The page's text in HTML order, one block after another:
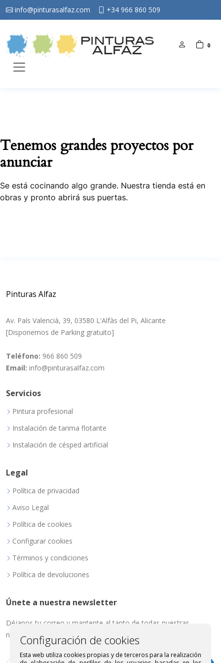
info@pinturasalfaz.com +34 966 860 509
0
Tenemos grandes proyectos por
anunciar
Se está cocinando algo grande. Nuestra tienda está en
obras y pronto abrirá sus puertas.
Pinturas Alfaz
Av. País Valencià, 39, 03580 L'Alfàs del Pi, Alicante
[Disponemos de Parking gratuito]
Teléfono: 966 860 509
Email: info@pinturasalfaz.com
Servicios
Pintura profesional
Instalación de tarima flotante
Instalación de césped artificial
Legal
Política de privacidad
Aviso Legal
Política de cookies
Configurar cookies
Términos y condiciones
Política de devoluciones
Únete a nuestra newsletter
Déjanos tu correo y mantente al tanto de todas nuestras
novedades.
Configuración de cookies
Esta web utiliza cookies propias y de terceros para la realización